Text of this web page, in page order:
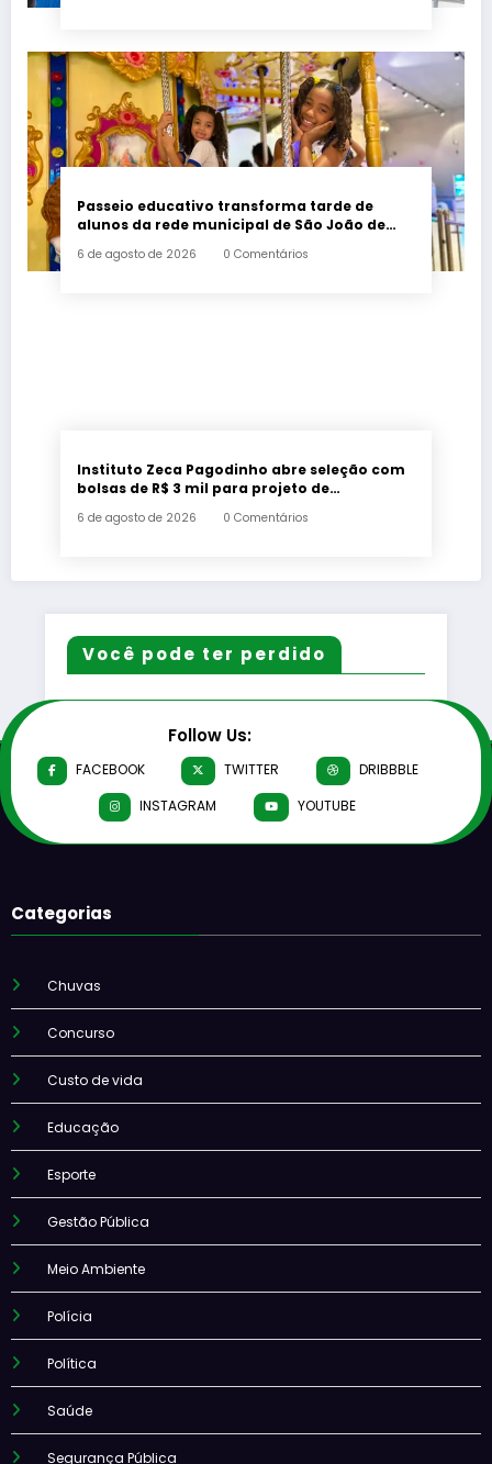
Passeio educativo transforma tarde de
alunos da rede municipal de São João de
6 de agosto de 2026 0 Comentários
Instituto Zeca Pagodinho abre seleção com
bolsas de R$ 3 mil para projeto de
Caxias
6 de agosto de 2026 0 Comentários
Você pode ter perdido
Follow Us:
FACEBOOK TWITTER
DRIBBBLE
INSTAGRAM
YOUTUBE
Categorias
Chuvas
Concurso
Custo de vida
Educação
Esporte
Gestão Pública
Meio Ambiente
Polícia
Política
Saúde
Segurança Pública